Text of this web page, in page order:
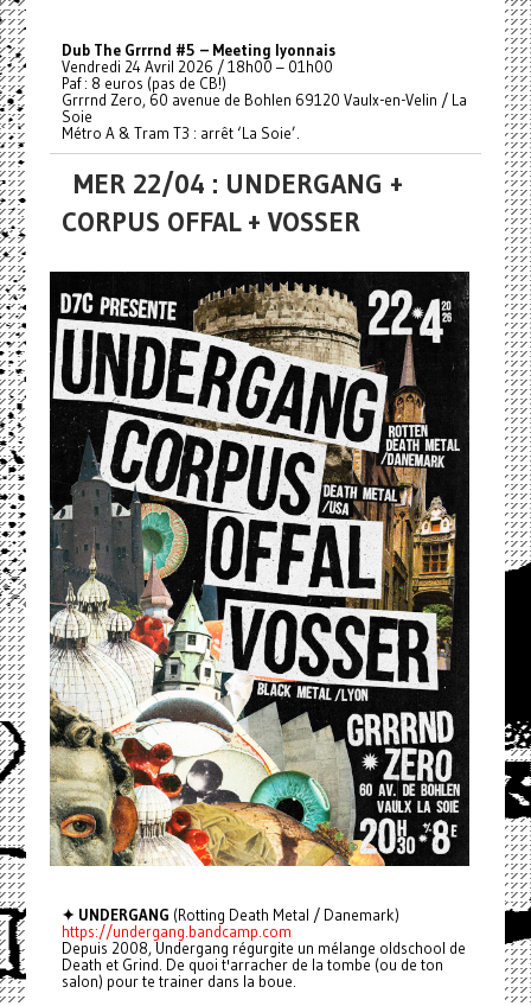
Dub The Grrrnd #5 – Meeting lyonnais
Vendredi 24 Avril 2026 / 18h00 – 01h00
Paf : 8 euros (pas de CB!)
Grrrnd Zero, 60 avenue de Bohlen 69120 Vaulx-en-Velin / La
Soie
Métro A & Tram T3 : arrêt ‘La Soie’.
MER 22/04 : UNDERGANG +
CORPUS OFFAL + VOSSER
✦ UNDERGANG (Rotting Death Metal / Danemark)
https://undergang.bandcamp.com
Depuis 2008, Undergang régurgite un mélange oldschool de
Death et Grind. De quoi t'arracher de la tombe (ou de ton
salon) pour te trainer dans la boue.